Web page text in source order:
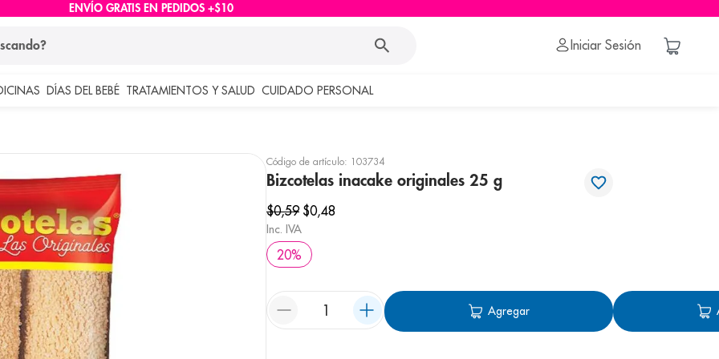
ENVÍO GRATIS EN PEDIDOS +$10
Iniciar Sesión
DÍAS DEL BEBÉ TRATAMIENTOS Y SALUD CUIDADO PERSONAL
Código de artículo: 103734
Bizcotelas inacake originales 25 g
$0,59 $0,48
Inc. IVA
20%
Agregar
buscados